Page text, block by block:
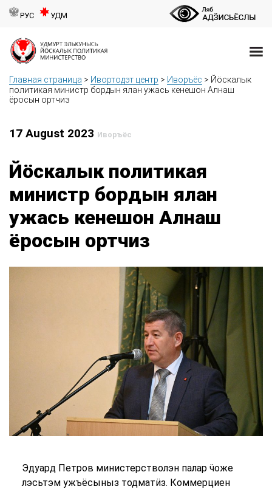
РУС УДМ
Главная страница > Ивортодэт центр > Иворъёс > Йӧскалык
политикая министр бордын ялан ужась кенешон Алнаш
ёросын ортчиз
17 August 2023 Иворъёс
Йӧскалык политикая
министр бордын ялан
ужась кенешон Алнаш
ёросын ортчиз
Эдуард Петров министерстволэн палар ӵоже
лэсьтэм ужъёсыныз тодматӥз. Коммерциен